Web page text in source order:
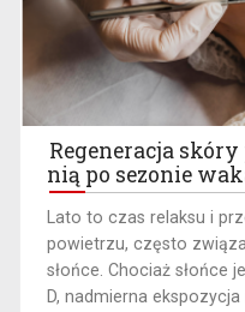
Regeneracja skóry
nią po sezonie
Lato to czas relaksu i
powietrzu, często
słońce. Chociaż słońce
D, nadmierna